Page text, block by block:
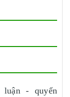
- quyển